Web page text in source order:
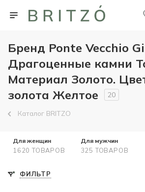
Бренд Ponte Vecchio
Драгоценные камни
Материал Золото.
золота Желтое
20
Каталог BRITZO
Для женщин
1620 ТОВАРОВ
Для мужчин
325 ТОВАРОВ
ФИЛЬТР